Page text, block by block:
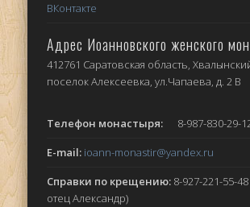
ВКонтакте
Адрес Иоанновского женского
412761 Саратовская область,
поселок Алексеевка, ул.Чапаева, д. 2 В
Телефон монастыря:
8-987-830-29-
E-mail: ioann-monastir@yandex.ru
Справки по крещению: 8-927-221-55-
отец Александр)